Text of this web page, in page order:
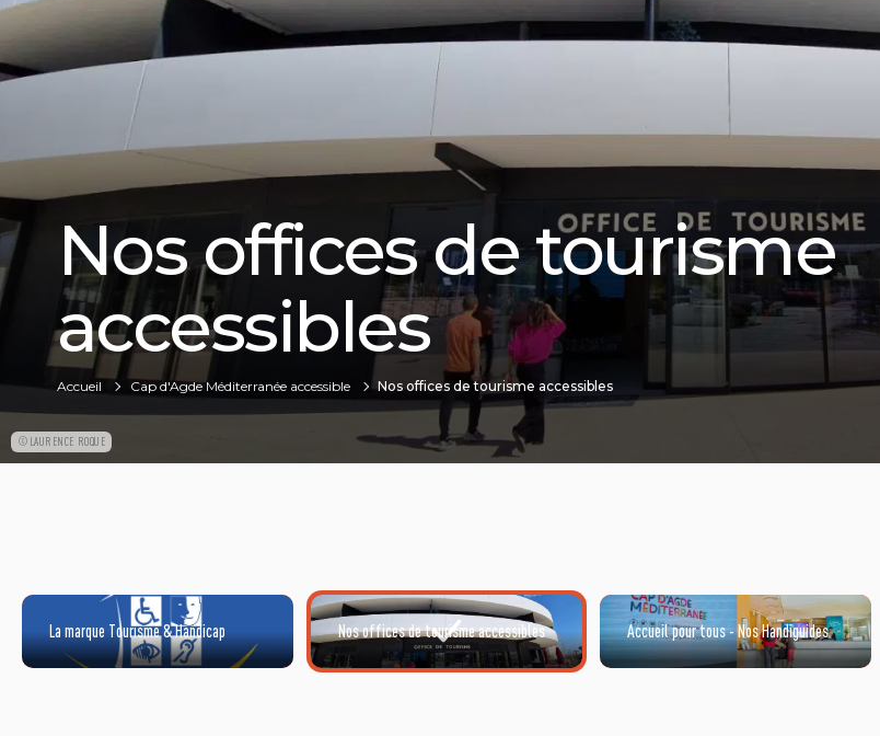
©LAURENCE ROQUE
Nos offices de tourisme
accessibles
Accueil Cap d'Agde Méditerranée accessible Nos offices de tourisme accessibles
La marque Tourisme & Handicap Nos offices de tourisme accessibles Accueil pour tous - Nos Handiguides